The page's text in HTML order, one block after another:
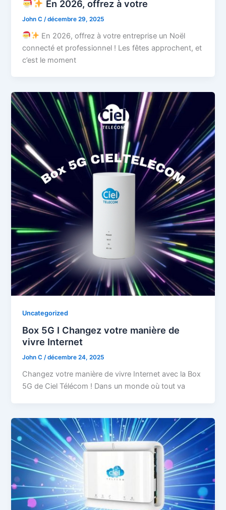
En 2026, offrez à votre
John C /décembre 29, 2025
En 2026, offrez à votre entreprise un Noël
connecté et professionnel ! Les fêtes approchent, et
c’est le moment
Uncategorized
Box 5G I Changez votre manière de
vivre Internet
John C/décembre 24, 2025
Changez votre manière de vivre Internet avec la Box
5G de Ciel Télécom ! Dans un monde où tout va